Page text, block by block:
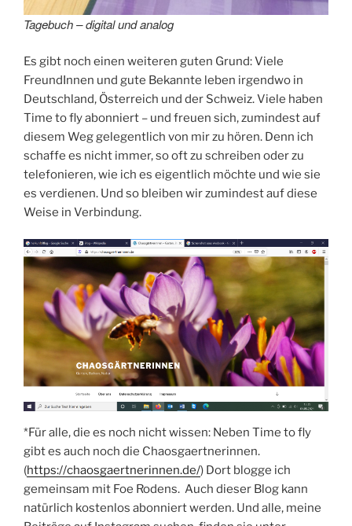
Tagebuch – digital und analog
Es gibt noch einen weiteren guten Grund: Viele
FreundInnen und gute Bekannte leben irgendwo in
Deutschland, Österreich und der Schweiz. Viele haben
Time to fly abonniert – und freuen sich, zumindest auf
diesem Weg gelegentlich von mir zu hören. Denn ich
schaffe es nicht immer, so oft zu schreiben oder zu
telefonieren, wie ich es eigentlich möchte und wie sie
es verdienen. Und so bleiben wir zumindest auf diese
Weise in Verbindung.
*Für alle, die es noch nicht wissen: Neben Time to fly
gibt es auch noch die Chaosgaertnerinnen.
(https://chaosgaertnerinnen.de/) Dort blogge ich
gemeinsam mit Foe Rodens. Auch dieser Blog kann
natürlich kostenlos abonniert werden. Und alle, meine